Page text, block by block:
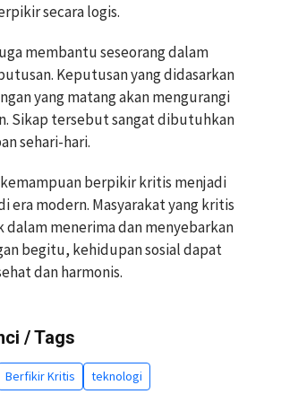
secara logis.
membantu seseorang dalam
Keputusan yang didasarkan
yang matang akan mengurangi
Sikap tersebut sangat dibutuhkan
sehari-hari.
kemampuan berpikir kritis menjadi
era modern. Masyarakat yang kritis
dalam menerima dan menyebarkan
begitu, kehidupan sosial dapat
dan harmonis.
/ Tags
Berfikir Kritis teknologi